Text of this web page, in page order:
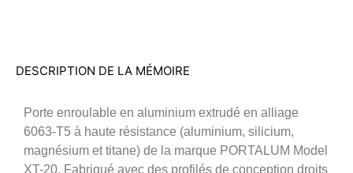
DESCRIPTION DE LA MÉMOIRE
Porte enroulable en aluminium extrudé en alliage
6063-T5 à haute résistance (aluminium, silicium,
magnésium et titane) de la marque PORTALUM Model
XT-20. Fabriqué avec des profilés de conception droits